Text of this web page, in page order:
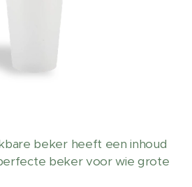
beker heeft een inhoud
beker voor wie grote